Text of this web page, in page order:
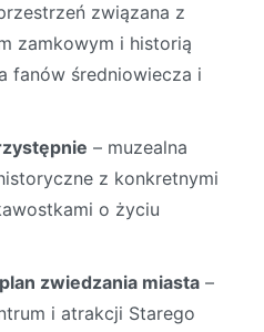
związana z
zamkowym i historią
fanów średniowiecza i
– muzealna
z konkretnymi
o życiu
zwiedzania miasta –
i atrakcji Starego